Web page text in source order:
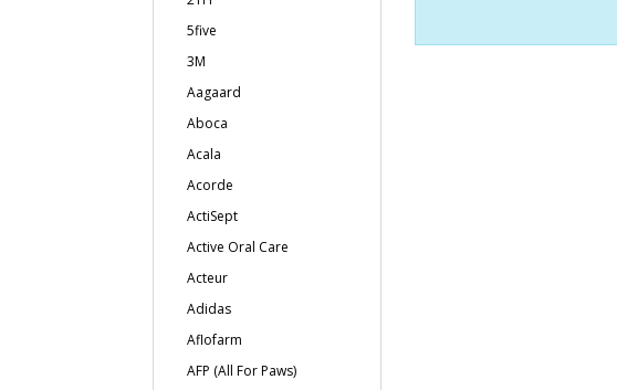
5five
3M
Aagaard
Aboca
Acala
Acorde
ActiSept
Active Oral Care
Acteur
Adidas
Aflofarm
AFP (All For Paws)